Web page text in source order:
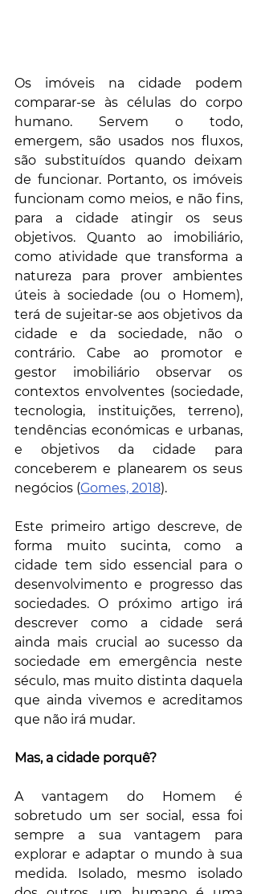
Os imóveis na cidade podem
comparar-se às células do corpo
humano. Servem o todo,
emergem, são usados nos fluxos,
são substituídos quando deixam
de funcionar. Portanto, os imóveis
funcionam como meios, e não fins,
para a cidade atingir os seus
objetivos. Quanto ao imobiliário,
como atividade que transforma a
natureza para prover ambientes
úteis à sociedade (ou o Homem),
terá de sujeitar-se aos objetivos da
cidade e da sociedade, não o
contrário. Cabe ao promotor e
gestor imobiliário observar os
contextos envolventes (sociedade,
tecnologia, instituições, terreno),
tendências económicas e urbanas,
e objetivos da cidade para
conceberem e planearem os seus
negócios (Gomes, 2018).
Este primeiro artigo descreve, de
forma muito sucinta, como a
cidade tem sido essencial para o
desenvolvimento e progresso das
sociedades. O próximo artigo irá
descrever como a cidade será
ainda mais crucial ao sucesso da
sociedade em emergência neste
século, mas muito distinta daquela
que ainda vivemos e acreditamos
que não irá mudar.
Mas, a cidade porquê?
A vantagem do Homem é
sobretudo um ser social, essa foi
sempre a sua vantagem para
explorar e adaptar o mundo à sua
medida. Isolado, mesmo isolado